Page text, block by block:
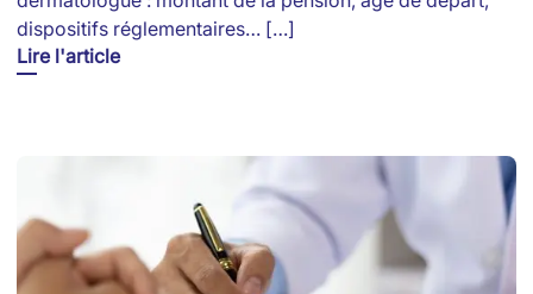
dispositifs réglementaires… […]
Lire l'article